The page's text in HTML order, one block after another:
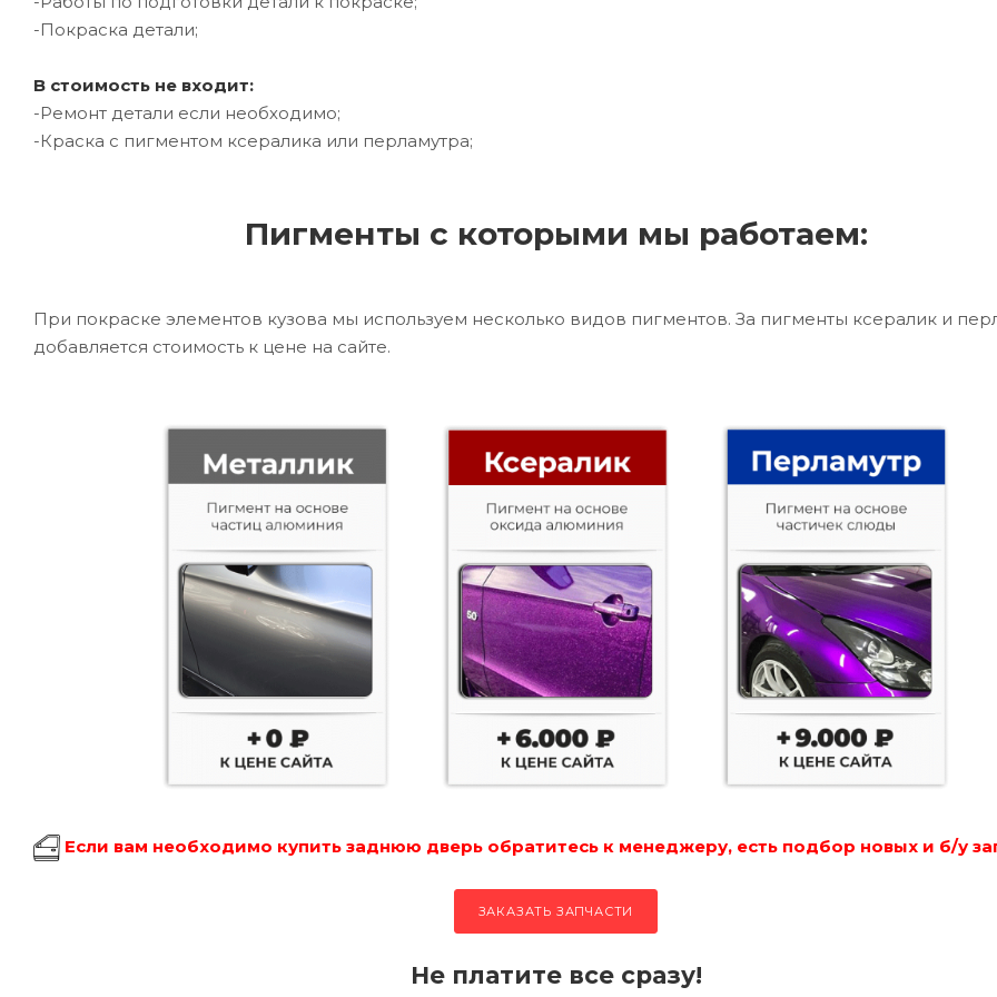
-Покраска детали;
В стоимость не входит:
-Ремонт детали если необходимо;
-Краска с пигментом ксералика или перламутра;
Пигменты с которыми мы работаем:
При покраске элементов кузова мы используем несколько видов пигментов. За пигменты ксералик и
добавляется стоимость к цене на сайте.
Если вам необходимо купить заднюю дверь обратитесь к менеджеру, есть подбор новых и б/у
ЗАКАЗАТЬ ЗАПЧАСТИ
Не платите все сразу!